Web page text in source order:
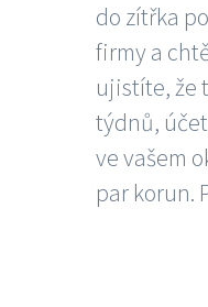
do zítřka
firmy a
ujistíte, že
týdnů,
ve vašem
par korun.